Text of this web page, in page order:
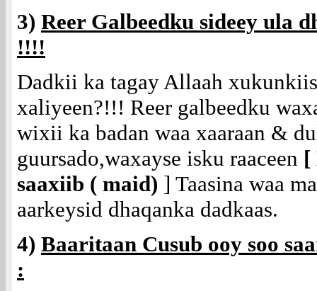
3) Reer Galbeedku sideey ula
!!!!
Dadkii ka tagay Allaah
xaliyeen?!!! Reer galbeedku
wixii ka badan waa xaaraan &
guursado,waxayse isku raaceen [
saaxiib ( maid) ] Taasina waa
aarkeysid dhaqanka dadkaas.
4) Baaritaan Cusub ooy soo
: